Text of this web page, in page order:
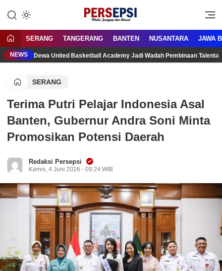
konten
Persepsi.co.id
Media Tanggap Dan Akurat
SERANG TANGERANG BANTEN NUSANTARA JAWA
NEWS Dewa United Basketball Academy Jadi Wadah Pembinaan Talenta
SERANG
Terima Putri Pelajar Indonesia Asal
Banten, Gubernur Andra Soni Minta
Promosikan Potensi Daerah
Redaksi Persepsi
Kamis, 4 Juni 2026 - 09:24 WIB